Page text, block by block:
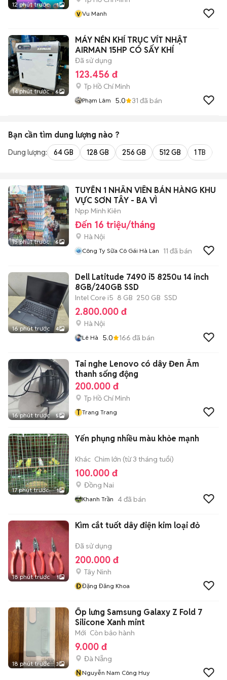
12 phút trước 1
v Vu Manh
14 phút trước 6
MÁY NÉN KHÍ TRỤC VÍT NHẬT
AIRMAN 15HP CÓ SẤY KHÍ
Đã sử dụng
123.456 đ
Tp Hồ Chí Minh
Phạm Lâm 5.0 31 đã bán
Bạn cần tìm dung lượng nào ?
Dung lượng: 64 GB 128 GB 256 GB 512 GB 1 TB
15 phút trước 6
TUYỂN 1 NHÂN VIÊN BÁN HÀNG KHU
VỰC SƠN TÂY - BA VÌ
Npp Minh Kiên
Đến 16 triệu/tháng
Hà Nội
Công Ty Sữa Cô Gái Hà Lan 11 đã bán
16 phút trước 4
Dell Latitude 7490 i5 8250u 14 inch
8GB/240GB SSD
Intel Core i5 8 GB 250 GB SSD
2.800.000 đ
Hà Nội
Lê Hà 5.0 166 đã bán
16 phút trước 5
Tai nghe Lenovo có dây Đen Âm
thanh sống động
200.000 đ
Tp Hồ Chí Minh
T Trang Trang
17 phút trước 1
Yến phụng nhiều màu khỏe mạnh
Khác Chim lớn (từ 3 tháng tuổi)
100.000 đ
Đồng Nai
Khanh Trần 4đã bán
18 phút trước 1
Kìm cắt tuốt dây điện kim loại đỏ
Đã sử dụng
200.000 đ
Tây Ninh
ĐĐặng Đăng Khoa
18 phút trước 3
Ốp lưng Samsung Galaxy Z Fold 7
Silicone Xanh mint
Mới Còn bảo hành
9.000 đ
Đà Nẵng
NNguyễn Nam Công Huy